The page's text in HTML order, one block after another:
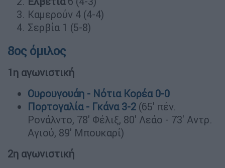
Καμερούν 4 (4-4)
Σερβία 1 (5-8)
8ος όμιλος
1η αγωνιστική
Ουρουγουάη - Νότια Κορέα 0-0
Πορτογαλία - Γκάνα 3-2 (65' πέν.
Ρονάλντο, 78' Φέλιξ, 80' Λεάο - 73' Αντρ.
Αγιού, 89' Μπουκαρί)
2η αγωνιστική